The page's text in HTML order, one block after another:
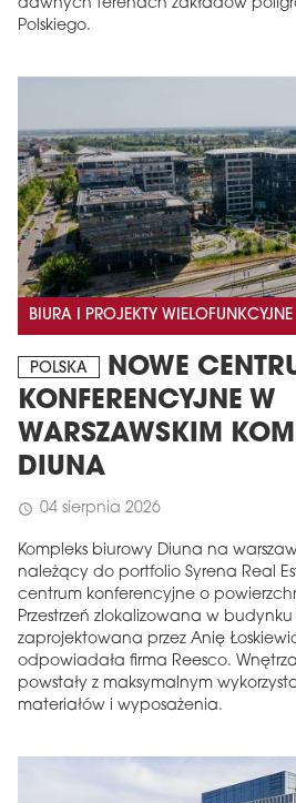
dawnych terenach zakładów
Polskiego.
BIURA I PROJEKTY WIELOFUNKCYJNE
POLSKA
NOWE
KONFERENCYJNE W
WARSZAWSKIM
DIUNA
schedule 04 sierpnia 2026
Kompleks biurowy Diuna na
należący do portfolio Syrena Real
centrum konferencyjne o
Przestrzeń zlokalizowana w budynku
zaprojektowana przez Anię
odpowiadała firma Reesco.
powstały z maksymalnym
materiałów i wyposażenia.